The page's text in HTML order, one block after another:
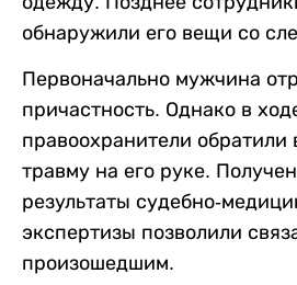
обнаружили его вещи со
Первоначально мужчина
причастность. Однако в
правоохранители обратили
травму на его руке.
результаты судебно-
экспертизы позволили
произошедшим.